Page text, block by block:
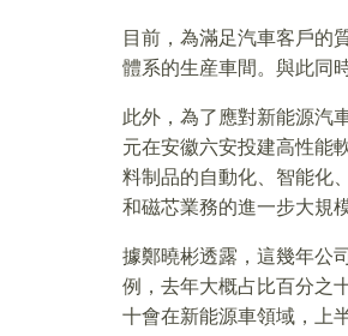
目前，為滿足汽車客戶的
體系的生産車間。與此同
此外，為了應對新能源汽
元在安徽六安投建高性能
料制品的自動化、智能化
和磁芯業務的進一步大規
據鄭曉彬透露，這幾年公
例，去年大概占比百分之
十會在新能源車領域，上